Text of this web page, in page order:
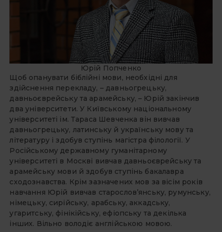
Юрій Попченко
Щоб опанувати біблійні мови, необхідні для
здійснення перекладу, – давньогрецьку,
давньоєврейську та арамейську, – Юрій закінчив
два університети. У Київському національному
університеті ім. Тараса Шевченка він вивчав
давньогрецьку, латинську й українську мову та
літературу і здобув ступінь магістра філології. У
Російському державному гуманітарному
університеті в Москві вивчав давньоєврейську та
арамейську мови й здобув ступінь бакалавра
сходознавства. Крім зазначених мов за вісім років
навчання Юрій вивчав старослов’янську, румунську,
німецьку, сирійську, арабську, аккадську,
угаритську, фінікійську, ефіопську та декілька
інших. Вільно володіє англійською мовою.